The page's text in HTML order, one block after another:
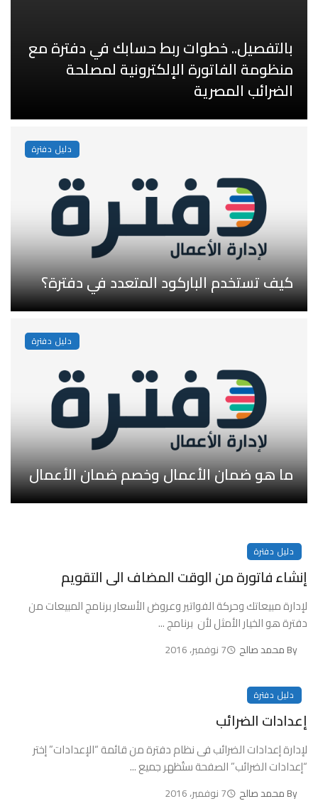
بالتفصيل.. خطوات ربط حسابك في دفترة مع
منظومة الفاتورة الإلكترونية لمصلحة
الضرائب المصرية
كيف تستخدم الباركود المتعدد في دفترة؟
دليل دفترة
ما هو ضمان الأعمال وخصم ضمان الأعمال
دليل دفترة
دليل دفترة
إنشاء فاتورة من الوقت المضاف الى التقويم
لإدارة مبيعاتك وحركة الفواتير وعروض الأسعار برنامج المبيعات من
دفترة هو الخيار الأمثل لأن برنامج ...
Byمحمد صالح 7 نوفمبر، 2016
دليل دفترة
إعدادات الضرائب
لإدارة إعدادات الضرائب فى نظام دفترة من قائمة “الإعدادات” إختر
“إعدادات الضرائب” الصفحة ستُظهر جميع ...
Byمحمد صالح 7 نوفمبر، 2016